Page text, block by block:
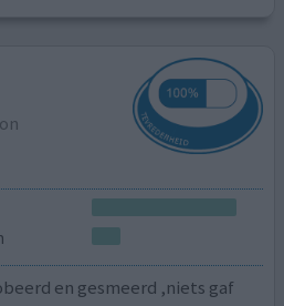
en gesmeerd ,niets gaf